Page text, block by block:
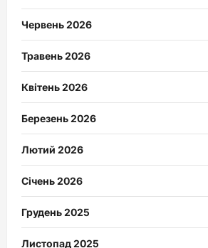
Червень 2026
Травень 2026
Квітень 2026
Березень 2026
Лютий 2026
Січень 2026
Грудень 2025
Листопад 2025